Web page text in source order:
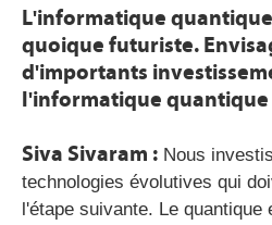
L'informatique
quoique futuriste.
d'importants
l'informatique quantique
Siva Sivaram : Nous
technologies évolutives qui
l'étape suivante. Le quantique